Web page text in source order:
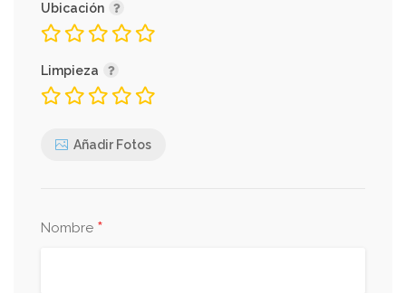
Ubicación
Limpieza
Añadir Fotos
Nombre *